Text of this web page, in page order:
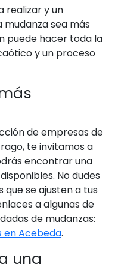
realizar y un
sea más
puede hacer toda la
y un proceso
de empresas de
te invitamos a
encontrar una
No dudes
se ajusten a tus
a algunas de
de mudanzas:
en Acebeda.
una